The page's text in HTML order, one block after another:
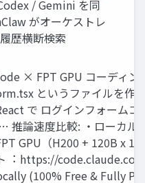
/ Gemini を同
がオーケストレ
歴横断検索
× FPT GPU コーディン
というファイルを作
で ログインフォームコ
推論速度⽐較: ・ローカル
GPU（H200 + 120B x 1
︓ https://
(100% Free & Fully